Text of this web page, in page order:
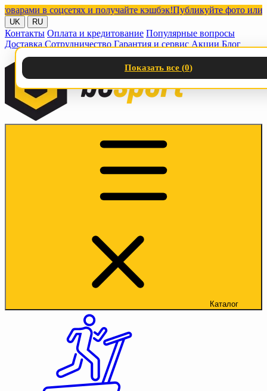
в соцсетях и получайте кэшбэк!Публикуйте фото или
UK RU
Контакты Оплата и кредитование Популярные вопросы
Доставка Сотрудничество Гарантия и сервис Акции Блог
Каталог
Показать все (0)